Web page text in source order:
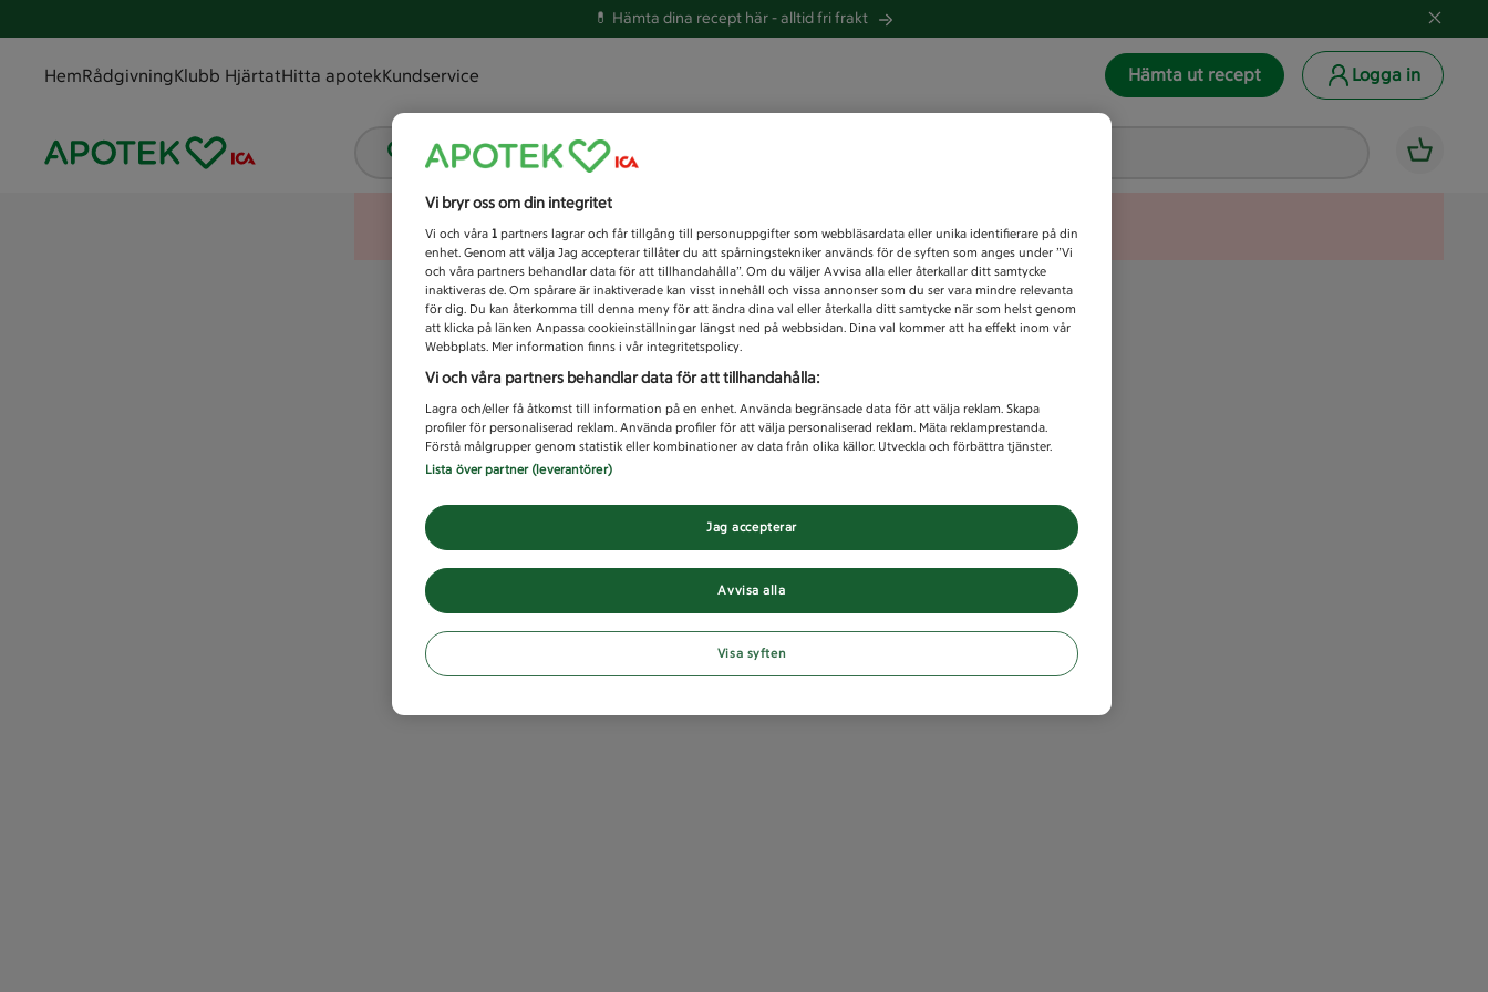
💊 Hämta dina recept här -alltid fri frakt
HemRådgivningKlubb HjärtatHitta apotekKundservice Hämta ut recept Logga in
Vad letar du efter idag?
Unknown error
Vi bryr oss om din integritet
Vi och våra 1 partners lagrar och får tillgång till personuppgifter som webbläsardata eller unika identifierare på din
enhet. Genom att välja Jag accepterar tillåter du att spårningstekniker används för de syften som anges under ”Vi
och våra partners behandlar data för att tillhandahålla”. Om du väljer Avvisa alla eller återkallar ditt samtycke
inaktiveras de. Om spårare är inaktiverade kan visst innehåll och vissa annonser som du ser vara mindre relevanta
för dig. Du kan återkomma till denna meny för att ändra dina val eller återkalla ditt samtycke när som helst genom
att klicka på länken Anpassa cookieinställningar längst ned på webbsidan. Dina val kommer att ha effekt inom vår
Webbplats. Mer information finns i vår integritetspolicy.
Vi och våra partners behandlar data för att tillhandahålla:
Lagra och/eller få åtkomst till information på en enhet. Använda begränsade data för att välja reklam. Skapa
profiler för personaliserad reklam. Använda profiler för att välja personaliserad reklam. Mäta reklamprestanda.
Förstå målgrupper genom statistik eller kombinationer av data från olika källor. Utveckla och förbättra tjänster.
Lista över partner (leverantörer)
Avvisa alla
Jag accepterar
Visa syften